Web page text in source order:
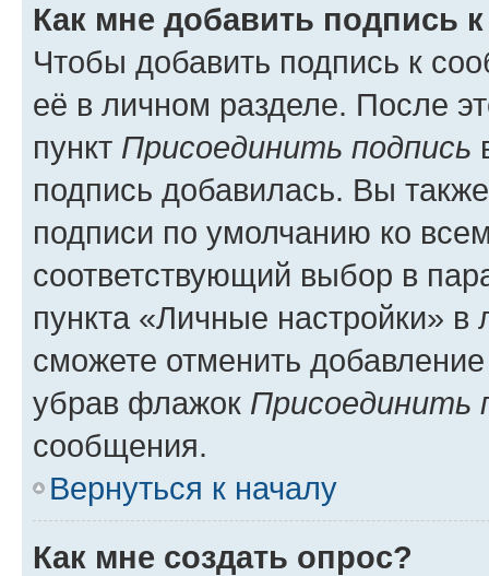
Как мне добавить подпись
Чтобы добавить подпись к
её в личном разделе. После
пункт Присоединить подпись
подпись добавилась. Вы
подписи по умолчанию ко
соответствующий выбор в
пункта «Личные настройки»
сможете отменить
убрав флажок Присоединить
сообщения.
Вернуться к началу
Как мне создать опрос?